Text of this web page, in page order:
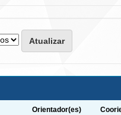
Orientador(es)